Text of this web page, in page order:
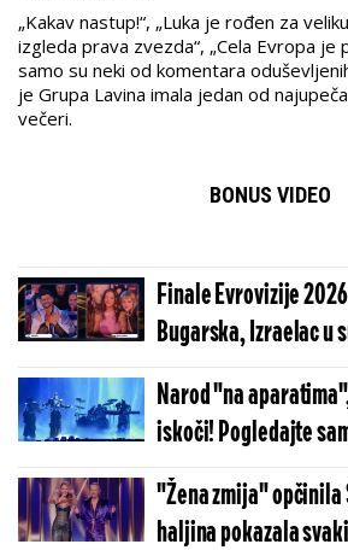
„Kakav nastup!“, „Luka je rođen za
izgleda prava zvezda“, „Cela Evropa je
samo su neki od komentara
je Grupa Lavina imala jedan od
večeri.
BONUS VIDEO
Finale Evrovizije
Bugarska, Izraelac u
Narod "na
iskoči! Pogledajte
ipak pobeđuju?
"Žena zmija" opčinila
haljina pokazala